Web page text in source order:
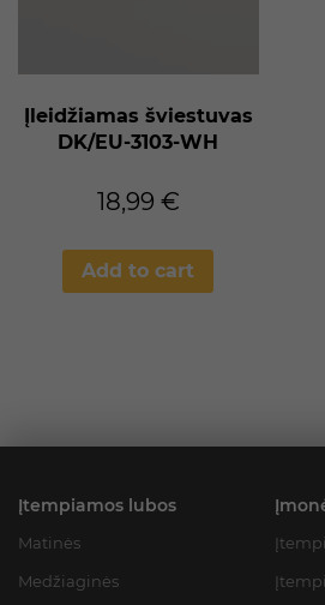
Įleidžiamas šviestuvas
DK/EU-3103-WH
18,99 €
Add to cart
Įtempiamos lubos
Matinės
Medžiaginės